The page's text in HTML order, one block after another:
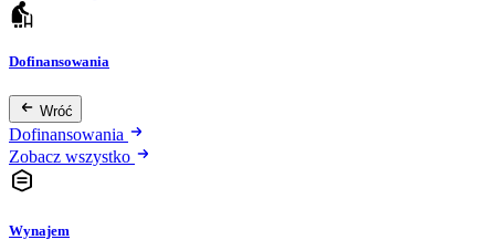
Dofinansowania
Wróć
Dofinansowania
Zobacz wszystko
Wynajem